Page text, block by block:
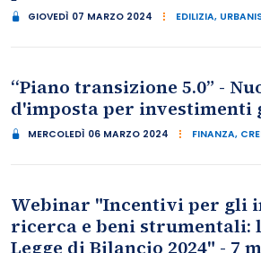
GIOVEDÌ 07 MARZO 2024 EDILIZIA,
“Piano transizione 5.0” -
d'imposta per investimenti
MERCOLEDÌ 06 MARZO 2024 FINANZA,
Webinar "Incentivi per gli
ricerca e beni strumentali:
Legge di Bilancio 2024" - 7